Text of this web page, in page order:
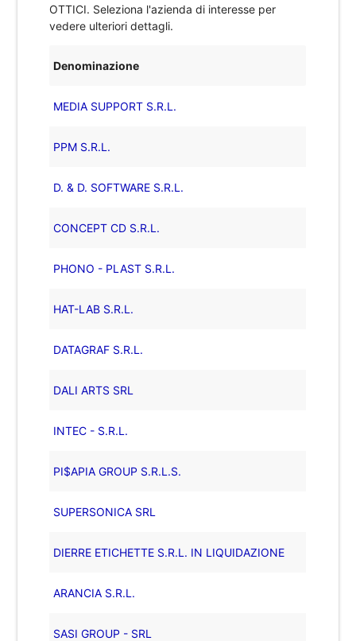
OTTICI. Seleziona l'azienda di interesse per
vedere ulteriori dettagli.
Denominazione
MEDIA SUPPORT S.R.L.
PPM S.R.L.
D. & D. SOFTWARE S.R.L.
CONCEPT CD S.R.L.
PHONO - PLAST S.R.L.
HAT-LAB S.R.L.
DATAGRAF S.R.L.
DALI ARTS SRL
INTEC - S.R.L.
PI$APIA GROUP S.R.L.S.
SUPERSONICA SRL
DIERRE ETICHETTE S.R.L. IN LIQUIDAZIONE
ARANCIA S.R.L.
SASI GROUP - SRL